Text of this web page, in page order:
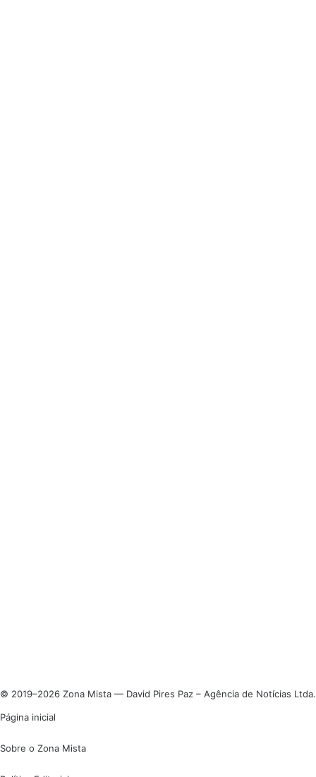
© 2019–2026 Zona Mista — David Pires Paz – Agência de Notícias Ltda.
Página inicial
Sobre o Zona Mista